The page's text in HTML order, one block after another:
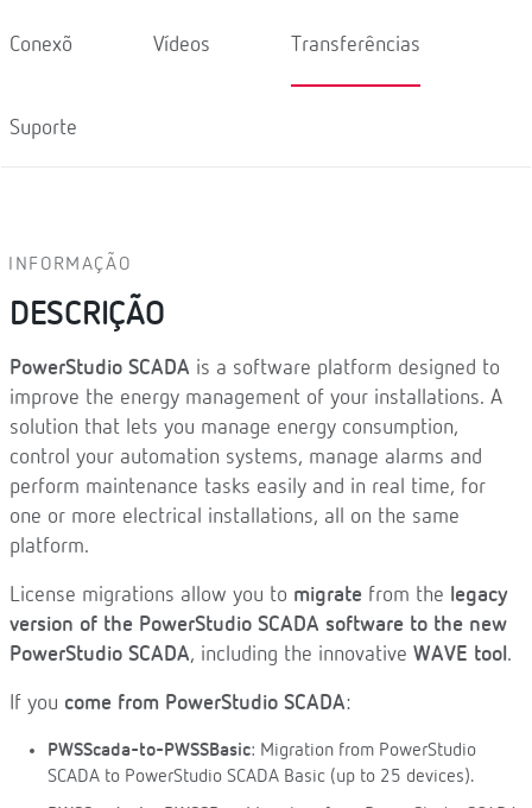
Conexõ Vídeos Transferências
Suporte
INFORMAÇÃO
DESCRIÇÃO
PowerStudio SCADA is a software platform designed to
improve the energy management of your installations. A
solution that lets you manage energy consumption,
control your automation systems, manage alarms and
perform maintenance tasks easily and in real time, for
one or more electrical installations, all on the same
platform.
License migrations allow you to migrate from the legacy
version of the PowerStudio SCADA software to the new
PowerStudio SCADA, including the innovative WAVE tool.
If you come from PowerStudio SCADA:
PWSScada-to-PWSSBasic: Migration from PowerStudio
SCADA to PowerStudio SCADA Basic (up to 25 devices).